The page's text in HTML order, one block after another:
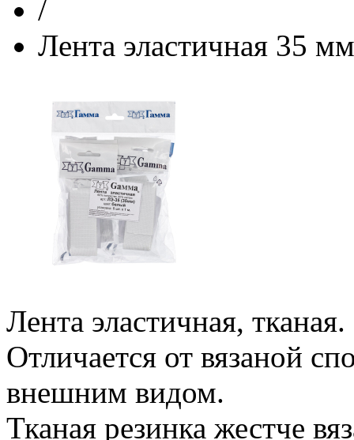
/
Лента эластичная
Лента эластичная, тканая.
Отличается от вязаной
внешним видом.
Тканая резинка жестче